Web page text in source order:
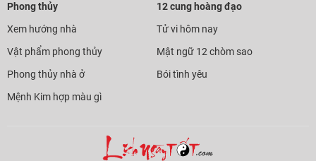
Phong thủy
Xem hướng nhà
Vật phẩm phong thủy
Phong thủy nhà ở
Mệnh Kim hợp màu gì
12 cung hoàng đạo
Tử vi hôm nay
Mật ngữ 12 chòm sao
Bói tình yêu